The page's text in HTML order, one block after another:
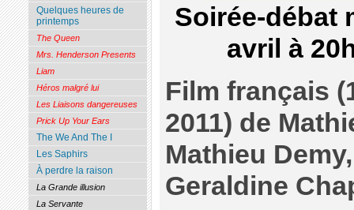
Soirée-débat
avril à
Film français
2011) de
Mathieu
Geraldine
Quelques heures de
printemps
The Queen
Mrs. Henderson Presents
Liam
Héros malgré lui
Les Liaisons dangereuses
Prick Up Your Ears
The We And The I
Les Saphirs
À perdre la raison
La Grande illusion
La Servante